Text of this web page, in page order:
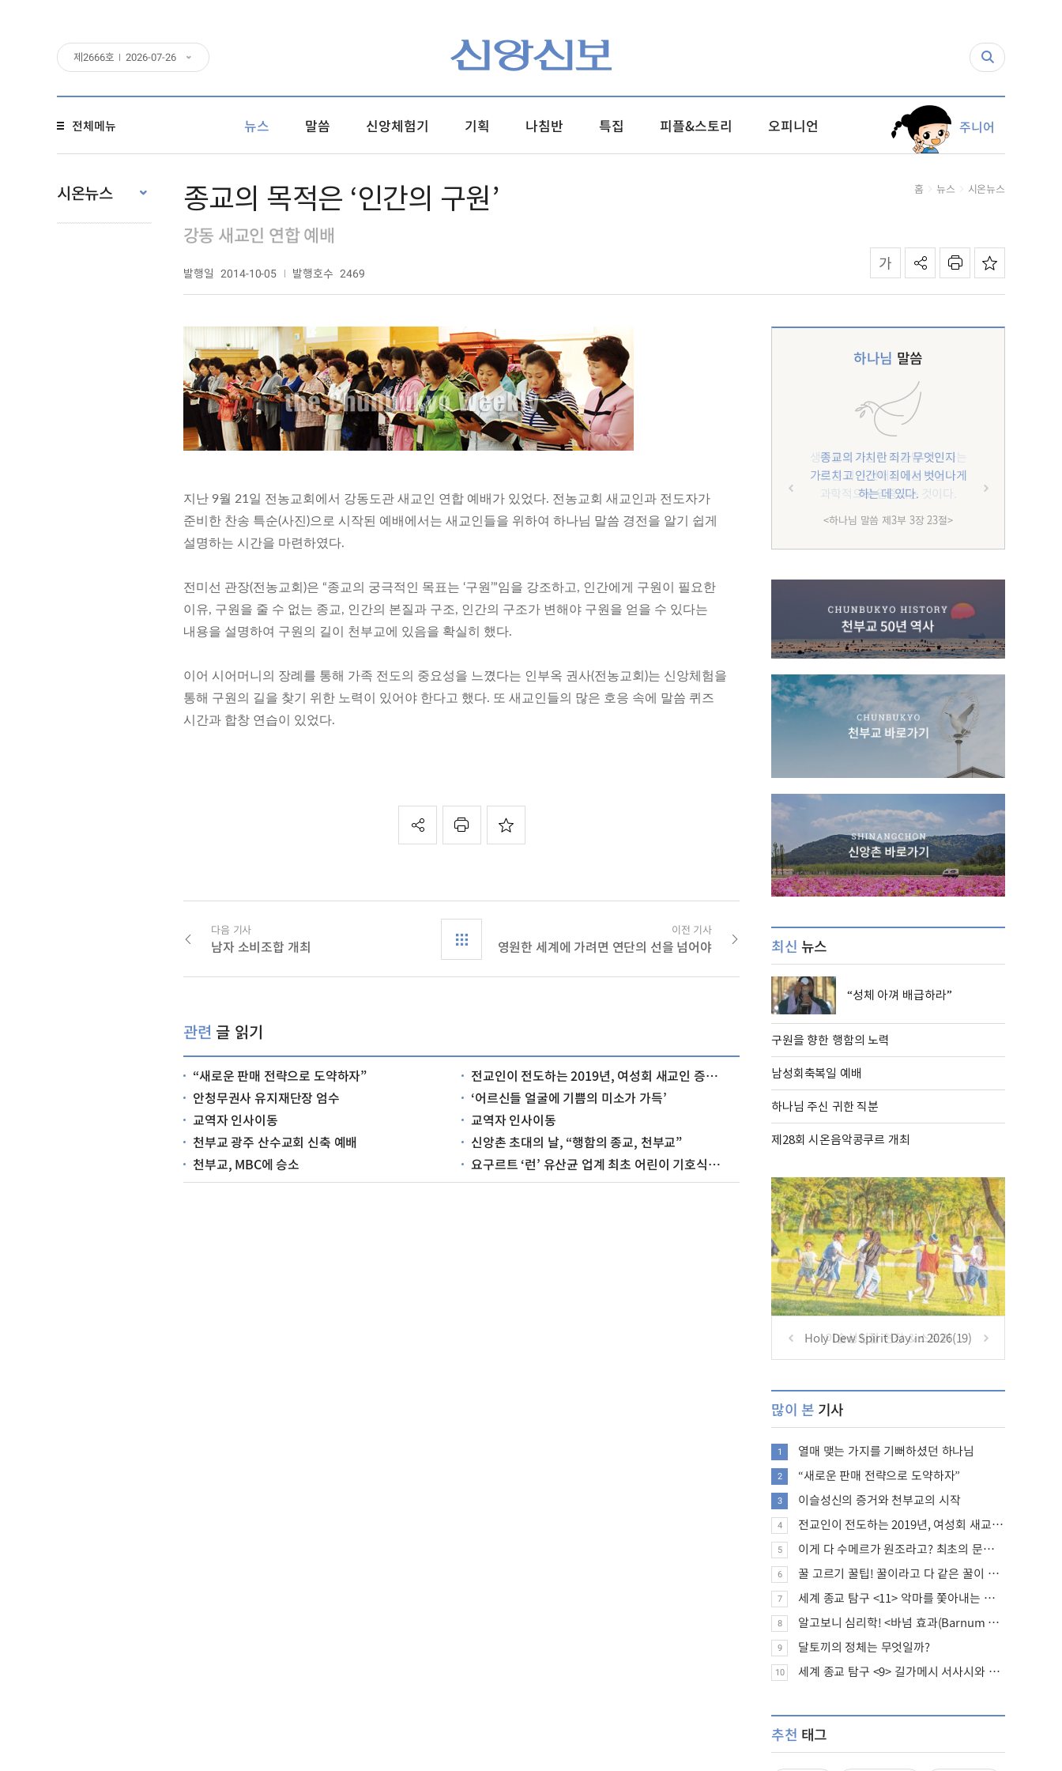
제 2666호 2026-07-26
전체메뉴 뉴스 말씀 신앙체험기 기획 나침반 특집 피플&스토리 오피니언 주니어
시온뉴스 종교의 목적은 ‘인간의 구원’
강동 새교인 연합 예배
발행일 2014-10-05 발행호수 2469
홈 뉴스 시온뉴스
지난 9월 21일 전농교회에서 강동도관 새교인 연합 예배가 있었다. 전농교회 새교인과 전도자가
준비한 찬송 특순(사진)으로 시작된 예배에서는 새교인들을 위하여 하나님 말씀 경전을 알기 쉽게
설명하는 시간을 마련하였다.
전미선 관장(전농교회)은 “종교의 궁극적인 목표는 ‘구원’”임을 강조하고, 인간에게 구원이 필요한
이유, 구원을 줄 수 없는 종교, 인간의 본질과 구조, 인간의 구조가 변해야 구원을 얻을 수 있다는
내용을 설명하여 구원의 길이 천부교에 있음을 확실히 했다.
이어 시어머니의 장례를 통해 가족 전도의 중요성을 느꼈다는 인부옥 권사(전농교회)는 신앙체험을
통해 구원의 길을 찾기 위한 노력이 있어야 한다고 했다. 또 새교인들의 많은 호응 속에 말씀 퀴즈
시간과 합창 연습이 있었다.
다음 기사
남자 소비조합 개최
이전 기사
영원한 세계에 가려면 연단의 선을 넘어야
관련 글 읽기
“새로운 판매 전략으로 도약하자”
전교인이 전도하는 2019년, 여성회 새교인 증가 추세
안청무권사 유지재단장 엄수
‘어르신들 얼굴에 기쁨의 미소가 가득’
교역자 인사이동
교역자 인사이동
천부교 광주 산수교회 신축 예배
신앙촌 초대의 날, “행함의 종교, 천부교”
천부교, MBC에 승소
요구르트 ‘런’ 유산균 업계 최초 어린이 기호식품 품질 인증 획득
하나님 말씀
종교의 가치란 죄가 무엇인지
가르치고 인간이 죄에서 벗어나게
하는 데 있다.
<하나님 말씀 제3부 3장 23절>
최신 뉴스
“성체 아껴 배급하라”
구원을 향한 행함의 노력
남성회축복일 예배
하나님 주신 귀한 직분
제28회 시온음악콩쿠르 개최
Holy Dew Spirit Day in 2026(19)
많이 본 기사
1 열매 맺는 가지를 기뻐하셨던 하나님
2 “새로운 판매 전략으로 도약하자”
3 이슬성신의 증거와 천부교의 시작
4 전교인이 전도하는 2019년, 여성회 새교인 증가 추세
5 이게 다 수메르가 원조라고? 최초의 문명, 수메르는 어떤 문명이었을까?
6 꿀 고르기 꿀팁! 꿀이라고 다 같은 꿀이 아니다!
7 세계 종교 탐구 <11> 악마를 쫓아내는 의식의 뿌리에 대하여
8 알고보니 심리학! <바넘 효과(Barnum effect)>
9 달토끼의 정체는 무엇일까?
10 세계 종교 탐구 <9> 길가메시 서사시와 성경에 대하여
추천 태그